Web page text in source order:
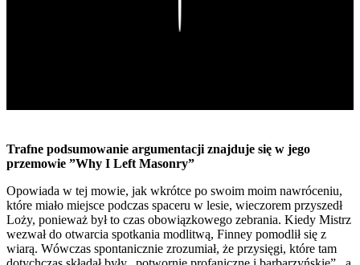
Trafne podsumowanie argumentacji znajduje się w jego
przemowie ”Why I Left Masonry”
Opowiada w tej mowie, jak wkrótce po swoim moim nawróceniu,
które miało miejsce podczas spaceru w lesie, wieczorem przyszedł
Loży, ponieważ był to czas obowiązkowego zebrania. Kiedy Mistrz
wezwał do otwarcia spotkania modlitwą, Finney pomodlił się z
wiarą. Wówczas spontanicznie zrozumiał, że przysięgi, które tam